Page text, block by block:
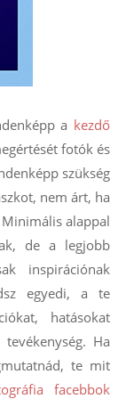
a kezdő
fotók és
szükség
nem árt, ha
alappal
de a legjobb
inspirációnak
egyedi, a te
hatásokat
Ha
te mit
facebbok